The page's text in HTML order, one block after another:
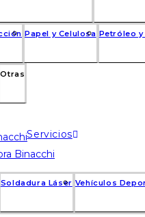
Papel y Celulosa Petróleo y
Otras
Servicios
Soldadura Láser Vehículos